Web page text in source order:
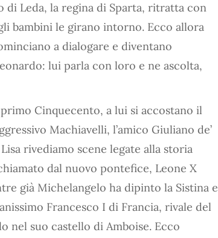
Leda, la regina di Sparta, ritratta con
bambini le girano intorno. Ecco allora
a dialogare e diventano
lui parla con loro e ne ascolta,
Cinquecento, a lui si accostano il
Machiavelli, l’amico Giuliano de’
rivediamo scene legate alla storia
dal nuovo pontefice, Leone X
già Michelangelo ha dipinto la Sistina e
Francesco I di Francia, rivale del
nel suo castello di Amboise. Ecco